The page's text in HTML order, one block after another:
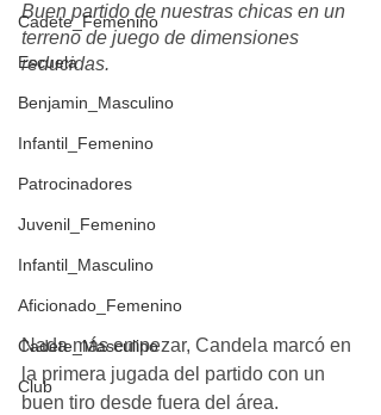
Cadete_Femenino
Escuela
Benjamin_Masculino
Infantil_Femenino
Patrocinadores
Juvenil_Femenino
Infantil_Masculino
Aficionado_Femenino
Cadete_Masculino
Club
Buen partido de nuestras chicas en un
terreno de juego de dimensiones
reducidas.
Nada más empezar, Candela marcó en
la primera jugada del partido con un
buen tiro desde fuera del área.